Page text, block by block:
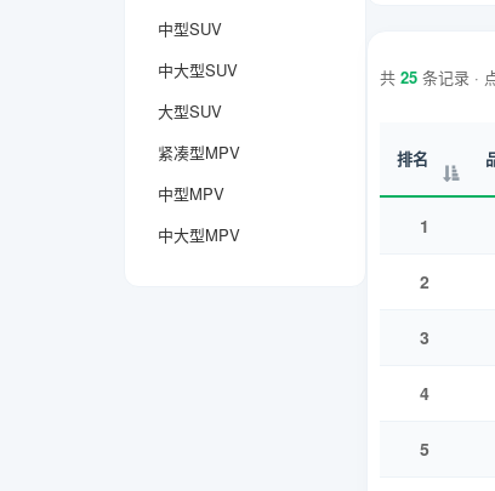
中型SUV
中大型SUV
大型SUV
紧凑型MPV
中型MPV
中大型MPV
共 25 条记录 ·
排名
1
2
3
4
5